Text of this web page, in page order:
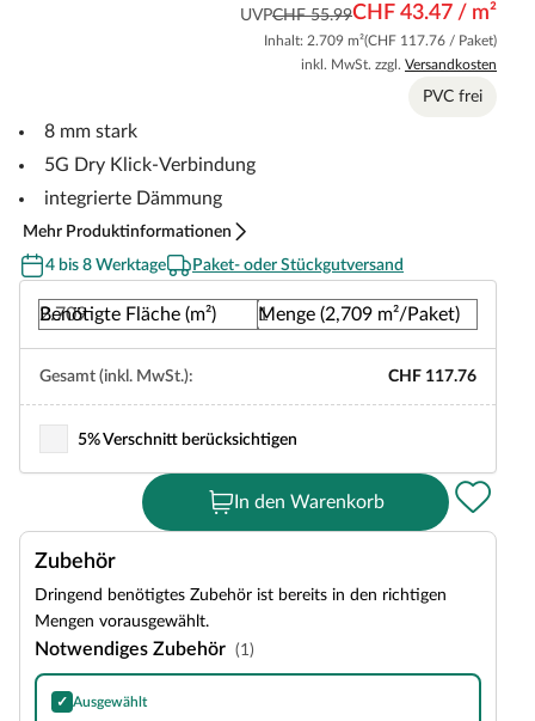
UVPCHF 55.99CHF 43.47 / m²
Inhalt: 2.709 m²(CHF 117.76 / Paket)
inkl. MwSt. zzgl. Versandkosten
PVC frei
8 mm stark
5G Dry Klick-Verbindung
integrierte Dämmung
Mehr Produktinformationen
4 bis 8 Werktage
Paket- oder Stückgutversand
Benötigte Fläche (m²) Menge (2,709 m²/Paket)
Gesamt (inkl. MwSt.): CHF 117.76
5% Verschnitt berücksichtigen
In den Warenkorb
Zubehör
Dringend benötigtes Zubehör ist bereits in den richtigen
Mengen vorausgewählt.
Notwendiges Zubehör (1)
✓ Ausgewählt
Dampfbremse LDPE-Folie, 30 m² Rolle